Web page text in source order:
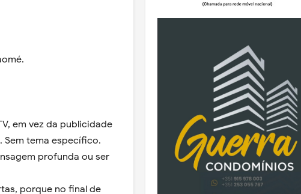
em vez da publicidade
Sem tema específico.
profunda ou ser
porque no final de